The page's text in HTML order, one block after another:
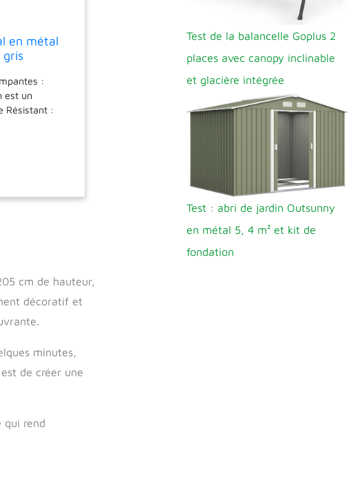
en métal
gris
:
est un
Résistant :
pour 2 et
en été
une
cm de hauteur,
décoratif et
minutes,
de créer une
qui rend
Test de la balancelle Goplus 2
places avec canopy inclinable
et glacière intégrée
Test : abri de jardin Outsunny
en métal 5, 4 m² et kit de
fondation